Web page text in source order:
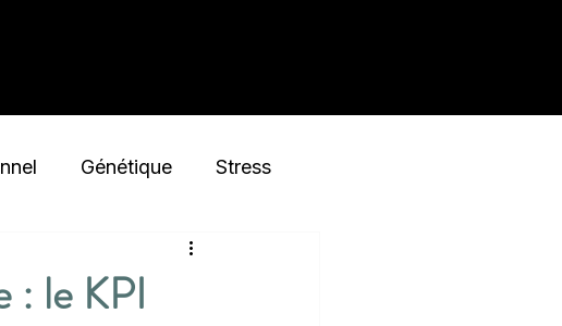
Génétique Stress
: le KPI